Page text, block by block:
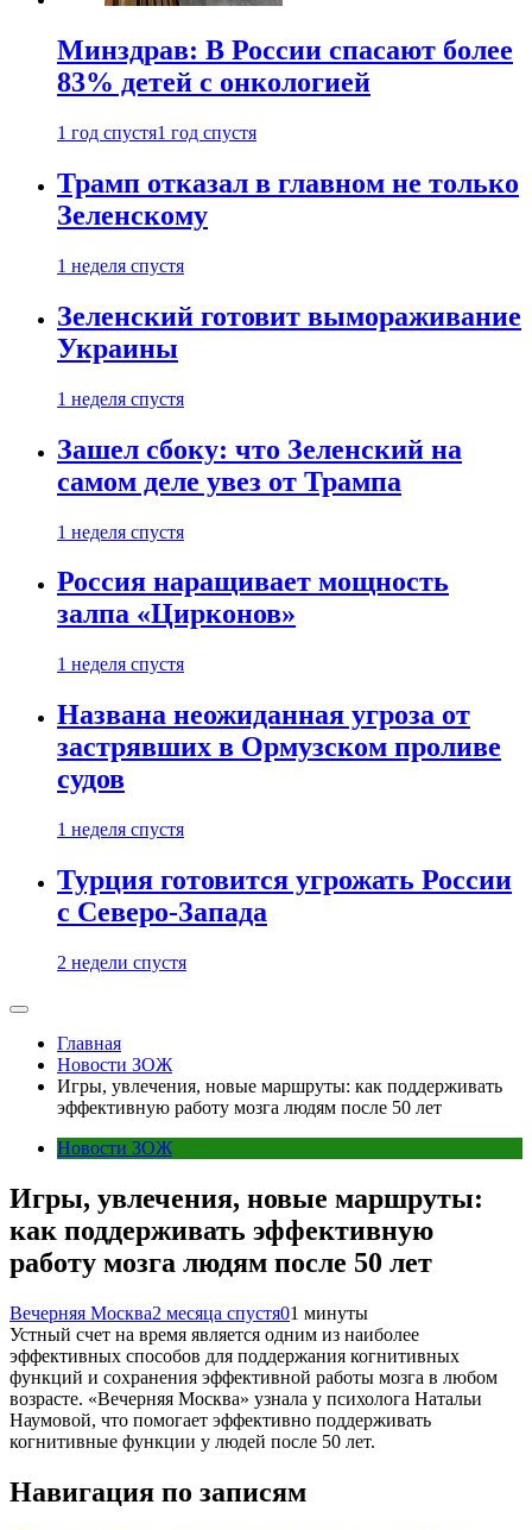
Минздрав: В России спасают более
83% детей с онкологией
1 год спустя1 год спустя
Трамп отказал в главном не только
Зеленскому
1 неделя спустя
Зеленский готовит вымораживание
Украины
1 неделя спустя
Зашел сбоку: что Зеленский на
самом деле увез от Трампа
1 неделя спустя
Россия наращивает мощность
залпа «Цирконов»
1 неделя спустя
Названа неожиданная угроза от
застрявших в Ормузском проливе
судов
1 неделя спустя
Турция готовится угрожать России
с Северо-Запада
2 недели спустя
Главная
Новости ЗОЖ
Игры, увлечения, новые маршруты: как поддерживать
эффективную работу мозга людям после 50 лет
Новости ЗОЖ
Игры, увлечения, новые маршруты:
как поддерживать эффективную
работу мозга людям после 50 лет
Вечерняя Москва2 месяца спустя01 минуты
Устный счет на время является одним из наиболее
эффективных способов для поддержания когнитивных
функций и сохранения эффективной работы мозга в любом
возрасте. «Вечерняя Москва» узнала у психолога Натальи
Наумовой, что помогает эффективно поддерживать
когнитивные функции у людей после 50 лет.
Навигация по записям